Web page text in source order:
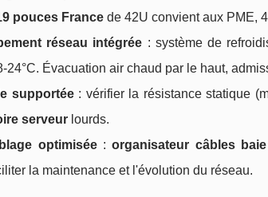
pouces France de 42U convient aux PME,
réseau intégrée : système de
24°C. Évacuation air chaud par le haut,
supportée: vérifier la résistance statique
serveur lourds.
optimisée:organisateur câbles
la maintenance et l'évolution du réseau.